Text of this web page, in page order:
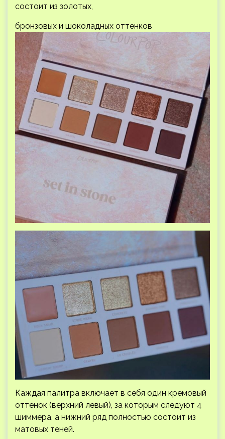
состоит из золотых,
бронзовых и шоколадных оттенков
Каждая палитра включает в себя один кремовый
оттенок (верхний левый), за которым следуют 4
шиммера, а нижний ряд полностью состоит из
матовых теней.